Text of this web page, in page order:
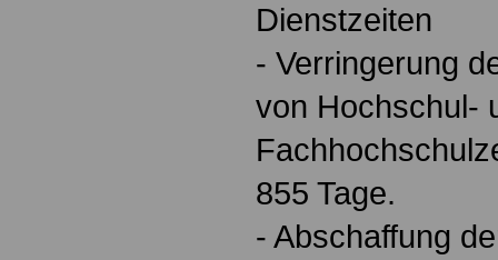
Dienstzeiten
- Verringerung
von Hochschul-
855 Tage.
- Abschaffung